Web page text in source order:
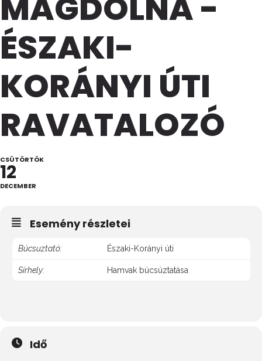
ÉSZAKI-
KORÁNYI ÚTI
RAVATALOZÓ
CSÜTÖRTÖK
12
DECEMBER
Esemény részletei
Búcsuztató: Északi-Korányi úti
Sírhely: Hamvak búcsúztatása
Idő